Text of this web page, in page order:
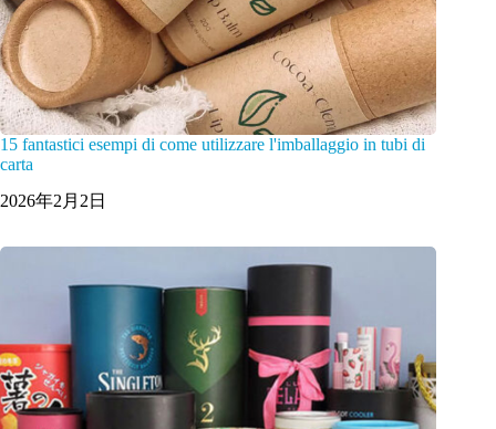
15 fantastici esempi di come utilizzare l'imballaggio in tubi di
carta
2026年2月2日